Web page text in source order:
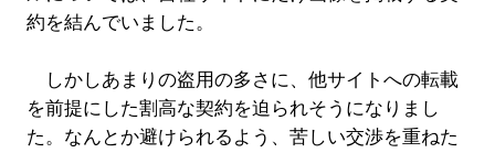
約を結んでいました。
しかしあまりの盗用の多さに、他サイトへの転載
を前提にした割高な契約を迫られそうになりまし
た。なんとか避けられるよう、苦しい交渉を重ねた